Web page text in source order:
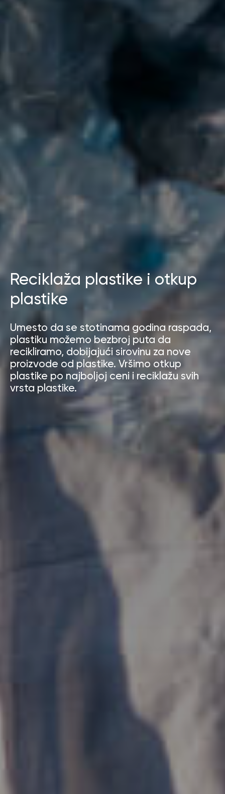
Reciklaža plastike i otkup
plastike
Umesto da se stotinama godina raspada,
plastiku možemo bezbroj puta da
recikliramo, dobijajući sirovinu za nove
proizvode od plastike. Vršimo otkup
plastike po najboljoj ceni i reciklažu svih
vrsta plastike.